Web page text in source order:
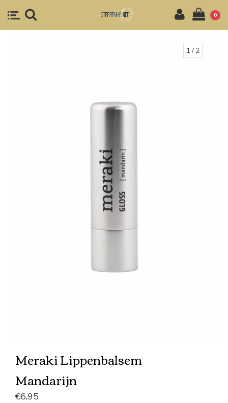
0
1 / 2
Meraki Lippenbalsem
Mandarijn
€6,95